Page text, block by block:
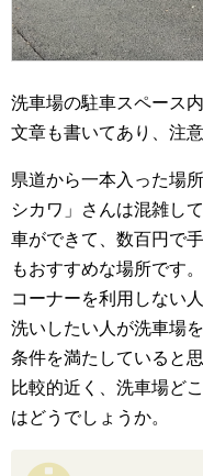
洗車場の駐車スペース
文章も書いてあり、注
県道から一本入った場
シカワ」さんは混雑し
車ができて、数百円で
もおすすめな場所です
コーナーを利用しない
洗いしたい人が洗車場
条件を満たしていると
比較的近く、洗車場ど
はどうでしょうか。